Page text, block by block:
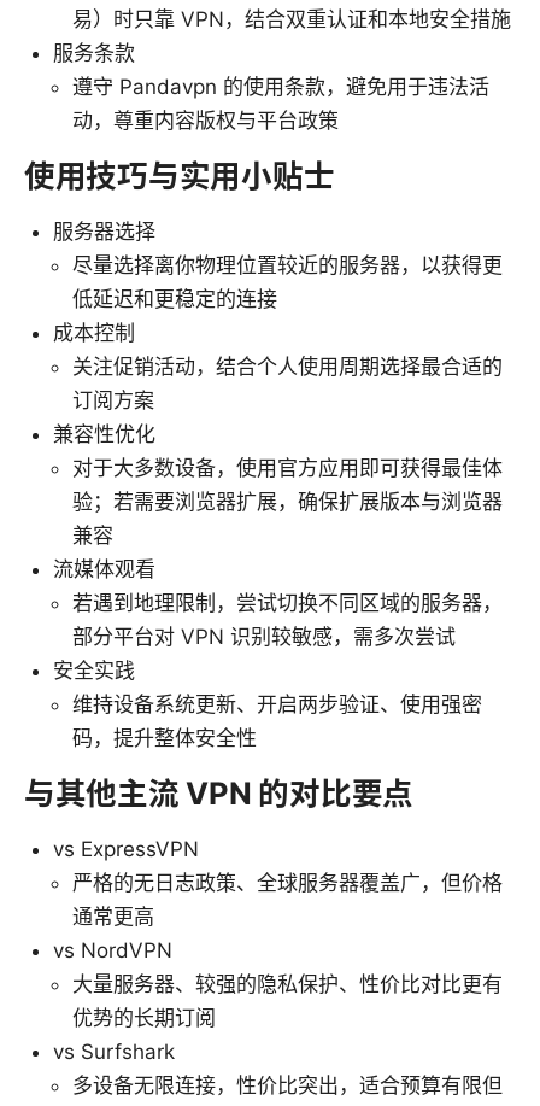
易）时只靠 VPN，结合双重认证和本地安全措施
服务条款
遵守 Pandavpn 的使用条款，避免用于违法活
动，尊重内容版权与平台政策
使用技巧与实用小贴士
服务器选择
尽量选择离你物理位置较近的服务器，以获得更
低延迟和更稳定的连接
成本控制
关注促销活动，结合个人使用周期选择最合适的
订阅方案
兼容性优化
对于大多数设备，使用官方应用即可获得最佳体
验；若需要浏览器扩展，确保扩展版本与浏览器
兼容
流媒体观看
若遇到地理限制，尝试切换不同区域的服务器，
部分平台对 VPN 识别较敏感，需多次尝试
安全实践
维持设备系统更新、开启两步验证、使用强密
码，提升整体安全性
与其他主流 VPN 的对比要点
vs ExpressVPN
严格的无日志政策、全球服务器覆盖广，但价格
通常更高
vs NordVPN
大量服务器、较强的隐私保护、性价比对比更有
优势的长期订阅
vs Surfshark
多设备无限连接，性价比突出，适合预算有限但